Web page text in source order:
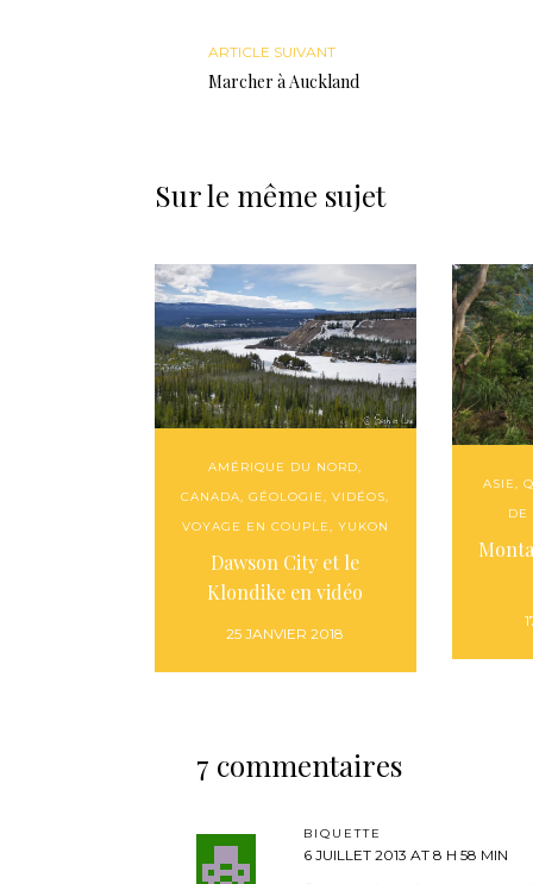
ARTICLE SUIVANT
Marcher à Auckland
Sur le même sujet
AMÉRIQUE DU NORD,
CANADA,GÉOLOGIE,VIDÉOS,
VOYAGE EN COUPLE, YUKON
Dawson City et le
Klondike en vidéo
25 JANVIER 2018
ASIE,
DE
7 commentaires
BIQUETTE
6 JUILLET 2013 AT 8 H 58 MIN